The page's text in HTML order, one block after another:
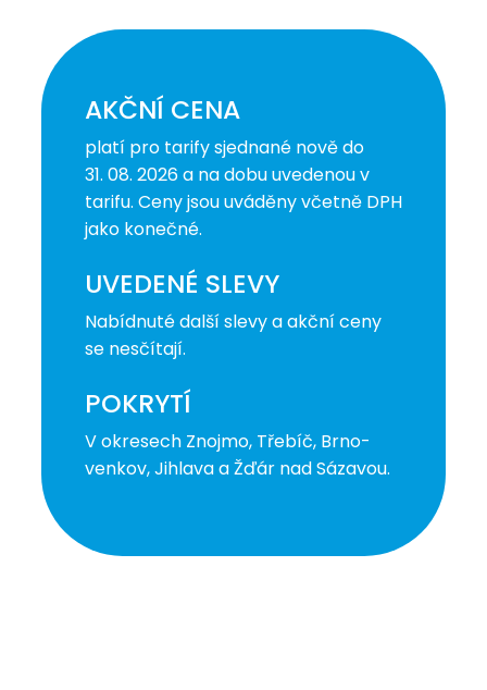
AKČNÍ CENA
platí pro tarify sjednané nově do
31. 08. 2026 a na dobu uvedenou v
tarifu. Ceny jsou uváděny včetně DPH
jako konečné.
UVEDENÉ SLEVY
Nabídnuté další slevy a akční ceny
se nesčítají.
POKRYTÍ
V okresech Znojmo, Třebíč, Brno-
venkov, Jihlava a Žďár nad Sázavou.